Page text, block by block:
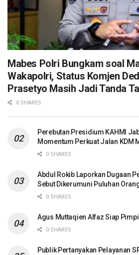
Mabes Polri Bungkam soal
Wakapolri, Status Komjen
Prasetyo Masih Jadi Tanda
0 SHARES
Perebutan Presidium KAHMI
Momentum Perkuat Jalan KDM
0 SHARES
Abdul Rokib Laporkan Dugaan
Sebut Dikerumuni Puluhan
0 SHARES
Agus Muttaqien Alfaz Siap
0 SHARES
Publik Pertanyakan Pelayanan